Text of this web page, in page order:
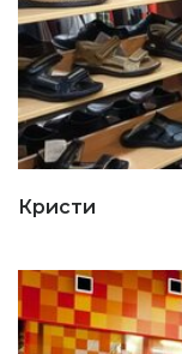
Кристи